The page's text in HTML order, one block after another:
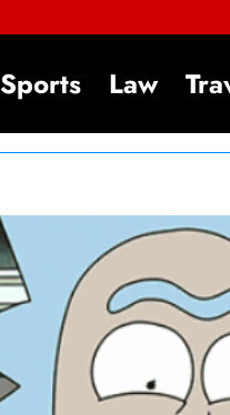
Sports Law